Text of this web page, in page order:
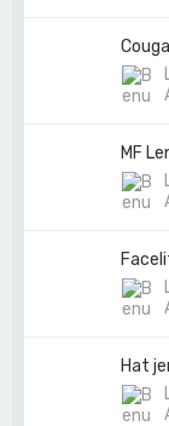
MF
Hat